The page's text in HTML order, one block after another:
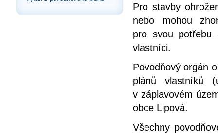
Pro stavby
nebo mohou
pro svou potřebu
vlastníci.
Povodňový orgán
plánů vlastníků
v záplavovém
obce Lipová.
Všechny